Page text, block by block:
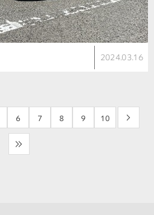
2024.03.16
6 7 8 9 10 >
>>